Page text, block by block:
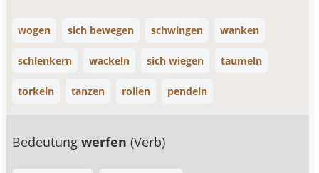
wogen sich bewegen schwingen wanken
schlenkern wackeln sich wiegen taumeln
torkeln tanzen rollen pendeln
Bedeutungwerfen(Verb)